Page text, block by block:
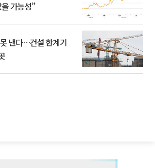
가능성”
낸다…건설 한계기